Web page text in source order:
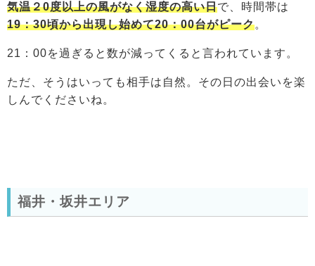
気温２0度以上の風がなく湿度の高い日で、時間帯は
19：30頃から出現し始めて20：00台がピーク。
21：00を過ぎると数が減ってくると言われています。
ただ、そうはいっても相手は自然。その日の出会いを楽
しんでくださいね。
福井・坂井エリア